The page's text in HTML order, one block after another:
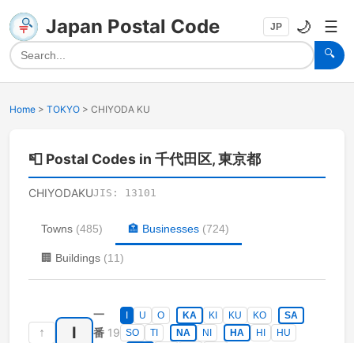
Japan Postal Code
🔍
JP 🌙 ☰
Home > TOKYO > CHIYODA KU
📮 Postal Codes in 千代田区, 東京都
CHIYODAKUJIS: 13101
Towns (485) 🏣 Businesses (724)
🏢 Buildings (11)
↑ I
一
番 19
I U O KA KI KU KO
SA
SO
TI NA NI HA HI
HU